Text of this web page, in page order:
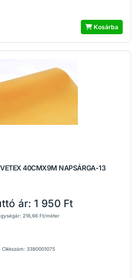
Kosárba
VETEX 40CMX9M NAPSÁRGA-13
ár: 1 950 Ft
216,66 Ft/méter
Cikkszám: 3380001075